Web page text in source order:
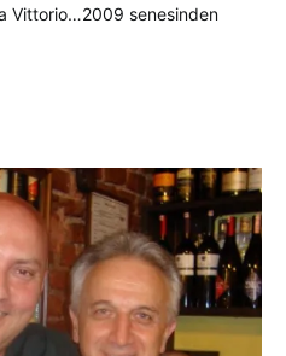
Vittorio…2009 senesinden